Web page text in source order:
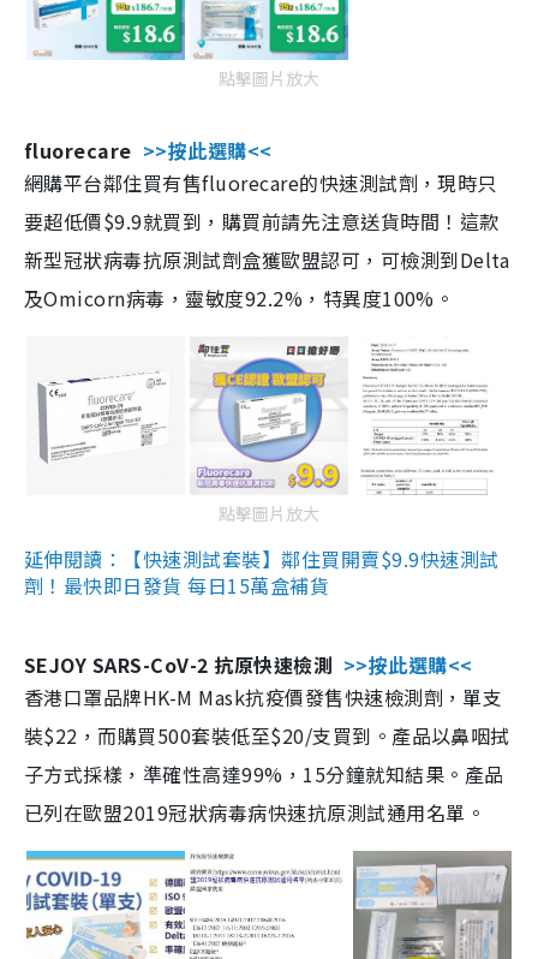
點擊圖片放大
fluorecare >>按此選購<<
網購平台鄰住買有售fluorecare的快速測試劑，現時只
要超低價$9.9就買到，購買前請先注意送貨時間！這款
新型冠狀病毒抗原測試劑盒獲歐盟認可，可檢測到Delta
及Omicorn病毒，靈敏度92.2%，特異度100%。
點擊圖片放大
延伸閱讀：【快速測試套裝】鄰住買開賣$9.9快速測試
劑！最快即日發貨 每日15萬盒補貨
SEJOY SARS-CoV-2 抗原快速檢測 >>按此選購<<
香港口罩品牌HK-M Mask抗疫價發售快速檢測劑，單支
裝$22，而購買500套裝低至$20/支買到。產品以鼻咽拭
子方式採樣，準確性高達99%，15分鐘就知結果。產品
已列在歐盟2019冠狀病毒病快速抗原測試通用名單。